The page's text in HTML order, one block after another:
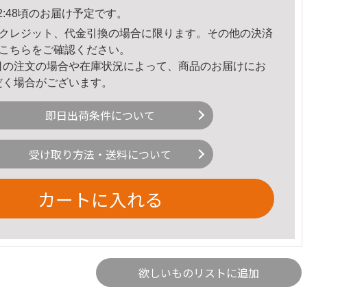
頃のお届け予定です。
レジット、代金引換の場合に限ります。その他の決済
こちら をご確認ください。
注文の場合や在庫状況によって、商品のお届けにお
場合がございます。
即日出荷条件について
受け取り方法・送料について
カートに入れる
欲しいものリストに追加